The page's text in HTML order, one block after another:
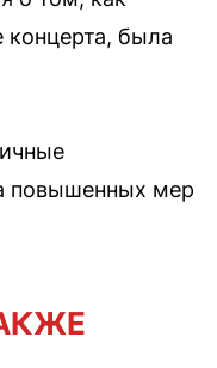
концерта, была
повышенных мер